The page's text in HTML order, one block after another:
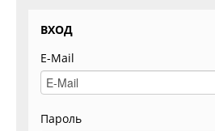
ВХОД
E-Mail
Пароль